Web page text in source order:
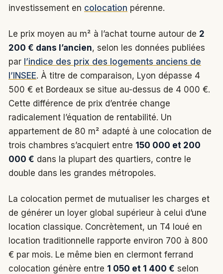
investissement en colocation pérenne.
Le prix moyen au m² à l’achat tourne autour de 2
200 € dans l’ancien, selon les données publiées
par l’indice des prix des logements anciens de
l’INSEE. À titre de comparaison, Lyon dépasse 4
500 € et Bordeaux se situe au-dessus de 4 000 €.
Cette différence de prix d’entrée change
radicalement l’équation de rentabilité. Un
appartement de 80 m² adapté à une colocation de
trois chambres s’acquiert entre 150 000 et 200
000 € dans la plupart des quartiers, contre le
double dans les grandes métropoles.
La colocation permet de mutualiser les charges et
de générer un loyer global supérieur à celui d’une
location classique. Concrètement, un T4 loué en
location traditionnelle rapporte environ 700 à 800
€ par mois. Le même bien en clermont ferrand
colocation génère entre 1 050 et 1 400 € selon